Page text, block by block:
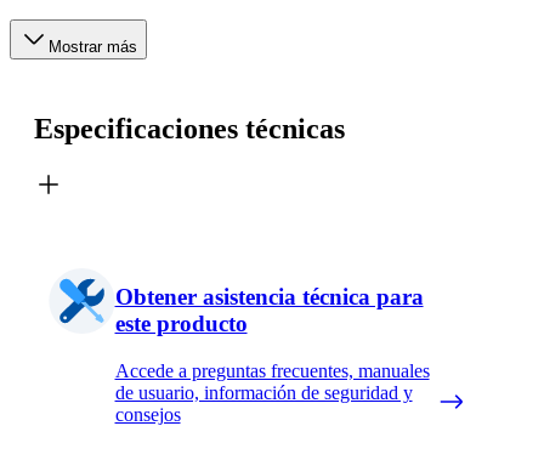
Mostrar más
Especificaciones técnicas
Obtener asistencia técnica para
este producto
Accede a preguntas frecuentes, manuales
de usuario, información de seguridad y
consejos